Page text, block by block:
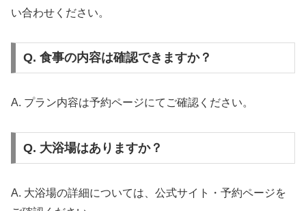
い合わせください。
Q. 食事の内容は確認できますか？
A. プラン内容は予約ページにてご確認ください。
Q. 大浴場はありますか？
A. 大浴場の詳細については、公式サイト・予約ページを